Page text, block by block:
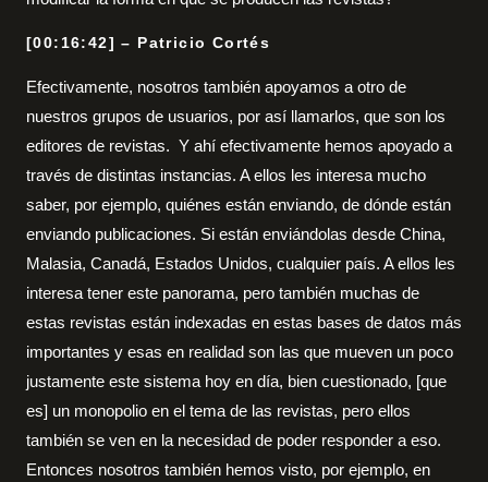
[00:16:42] – Patricio Cortés
Efectivamente, nosotros también apoyamos a otro de
nuestros grupos de usuarios, por así llamarlos, que son los
editores de revistas. Y ahí efectivamente hemos apoyado a
través de distintas instancias. A ellos les interesa mucho
saber, por ejemplo, quiénes están enviando, de dónde están
enviando publicaciones. Si están enviándolas desde China,
Malasia, Canadá, Estados Unidos, cualquier país. A ellos les
interesa tener este panorama, pero también muchas de
estas revistas están indexadas en estas bases de datos más
importantes y esas en realidad son las que mueven un poco
justamente este sistema hoy en día, bien cuestionado, [que
es] un monopolio en el tema de las revistas, pero ellos
también se ven en la necesidad de poder responder a eso.
Entonces nosotros también hemos visto, por ejemplo, en